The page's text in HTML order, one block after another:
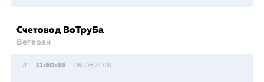
Счетовод ВоТруБа
Ветеран
# 11:50:35 08.06.2018